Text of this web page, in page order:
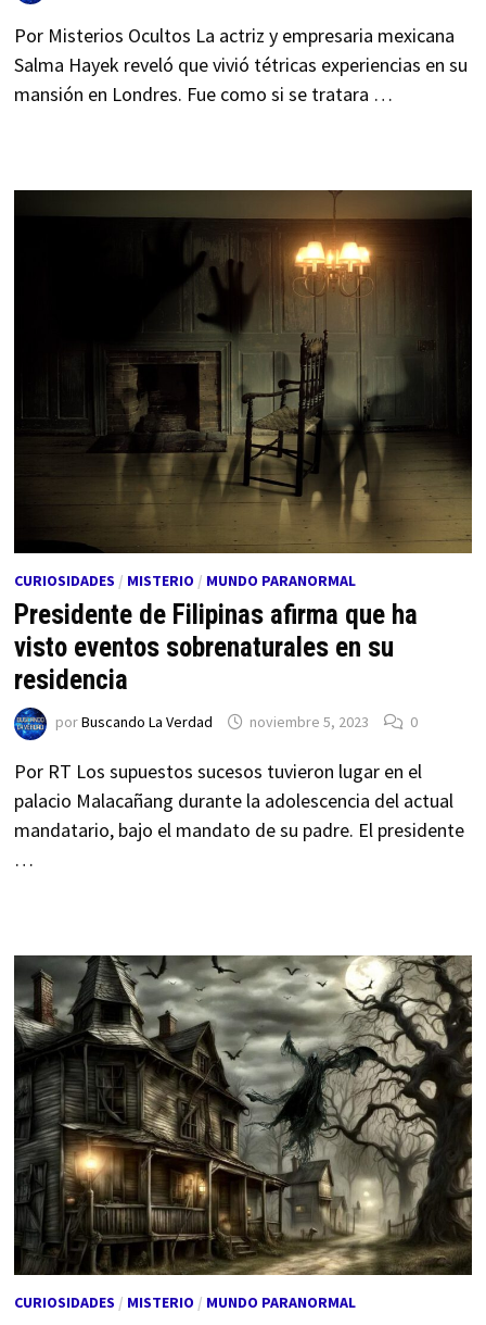
Por Misterios Ocultos La actriz y empresaria mexicana
Salma Hayek reveló que vivió tétricas experiencias en su
mansión en Londres. Fue como si se tratara …
CURIOSIDADES / MISTERIO / MUNDO PARANORMAL
Presidente de Filipinas afirma que ha
visto eventos sobrenaturales en su
residencia
porBuscando La Verdad noviembre 5, 2023 0
Por RT Los supuestos sucesos tuvieron lugar en el
palacio Malacañang durante la adolescencia del actual
mandatario, bajo el mandato de su padre. El presidente
…
CURIOSIDADES / MISTERIO / MUNDO PARANORMAL